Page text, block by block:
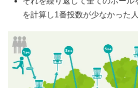
を計算し1番投数が少なかった